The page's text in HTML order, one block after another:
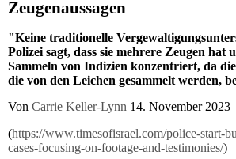
Zeugenaussagen
"Keine traditionelle
Polizei sagt, dass sie mehrere Zeugen hat
Sammeln von Indizien konzentriert, da
die von den Leichen gesammelt werden,
Von Carrie Keller-Lynn 14. November 2023
(https://www.timesofisrael.com/police-start-
cases-focusing-on-footage-and-testimonies/)